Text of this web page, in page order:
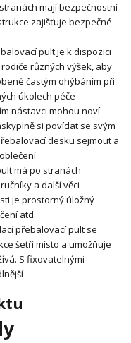
mají bezpečnostní
zajišťuje bezpečné
pult je k dispozici
různých výšek, aby
častým ohýbáním při
úkolech péče
nástavci mohou noví
si povídat se svým
desku sejmout a
má po stranách
a další věci
je prostorný úložný
atd.
přebalovací pult se
šetří místo a umožňuje
S fixovatelnými